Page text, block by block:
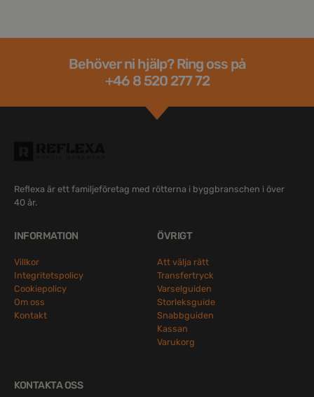
Behöver ni hjälp? Ring oss på
+46 8 520 277 72
Reflexa är ett familjeföretag med rötterna i byggbranschen i över
40 år.
INFORMATION
Villkor
Integritetspolicy
Cookiepolicy
Om oss
Kontakt
ÖVRIGT
Att välja rätt
Transfertryck
Varselguiden
Storleksguide
Snabbguiden
Kassan
Varukorg
KONTAKTA OSS